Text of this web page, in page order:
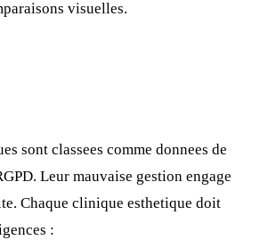
visuelles.
sont classees comme donnees de
Leur mauvaise gestion engage
Chaque clinique esthetique doit
: